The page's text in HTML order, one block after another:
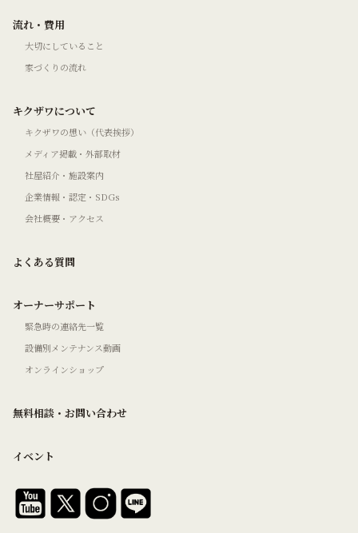
流れ・費用
大切にしていること
家づくりの流れ
キクザワについて
キクザワの想い（代表挨拶）
メディア掲載・外部取材
社屋紹介・施設案内
企業情報・認定・SDGs
会社概要・アクセス
よくある質問
オーナーサポート
緊急時の連絡先一覧
設備別メンテナンス動画
オンラインショップ
無料相談・お問い合わせ
イベント